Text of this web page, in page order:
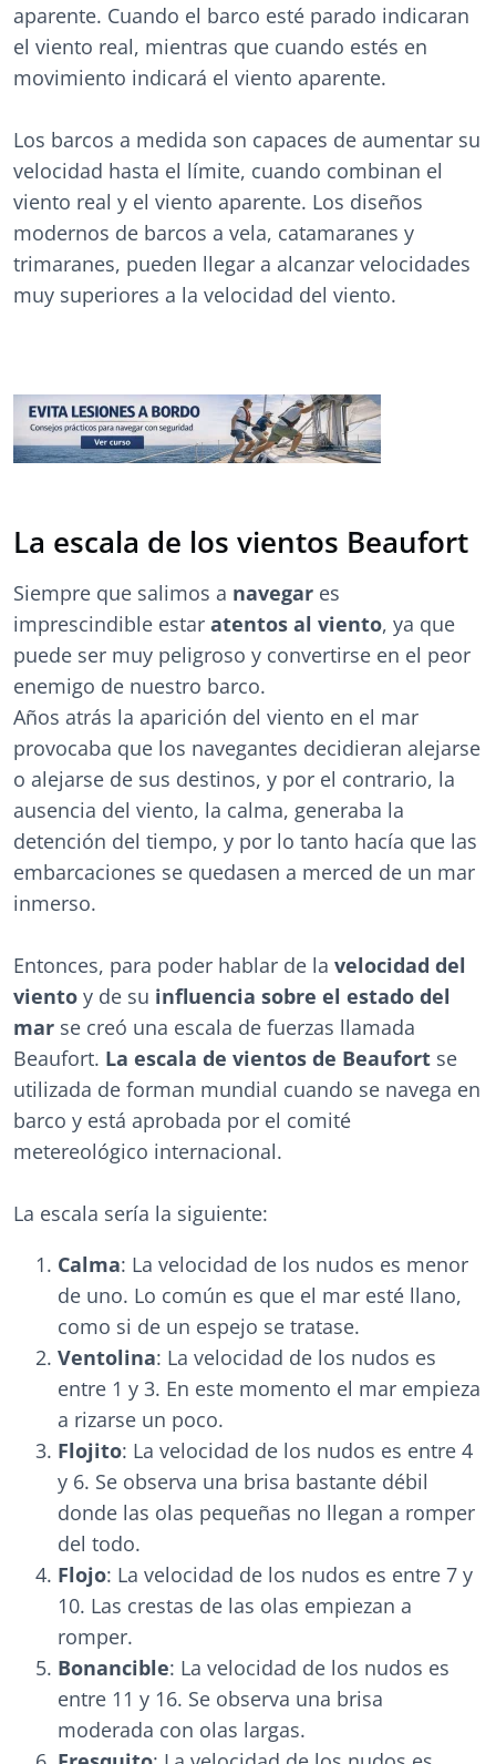
aparente. Cuando el barco esté parado indicaran
el viento real, mientras que cuando estés en
movimiento indicará el viento aparente.
Los barcos a medida son capaces de aumentar su
velocidad hasta el límite, cuando combinan el
viento real y el viento aparente. Los diseños
modernos de barcos a vela, catamaranes y
trimaranes, pueden llegar a alcanzar velocidades
muy superiores a la velocidad del viento.
La escala de los vientos Beaufort
Siempre que salimos a navegar es
imprescindible estar atentos al viento, ya que
puede ser muy peligroso y convertirse en el peor
enemigo de nuestro barco.
Años atrás la aparición del viento en el mar
provocaba que los navegantes decidieran alejarse
o alejarse de sus destinos, y por el contrario, la
ausencia del viento, la calma, generaba la
detención del tiempo, y por lo tanto hacía que las
embarcaciones se quedasen a merced de un mar
inmerso.
Entonces, para poder hablar de la velocidad del
viento y de su influencia sobre el estado del
mar se creó una escala de fuerzas llamada
Beaufort. La escala de vientos de Beaufort se
utilizada de forman mundial cuando se navega en
barco y está aprobada por el comité
metereológico internacional.
La escala sería la siguiente:
Calma: La velocidad de los nudos es menor
de uno. Lo común es que el mar esté llano,
como si de un espejo se tratase.
Ventolina: La velocidad de los nudos es
entre 1 y 3. En este momento el mar empieza
a rizarse un poco.
Flojito: La velocidad de los nudos es entre 4
y 6. Se observa una brisa bastante débil
donde las olas pequeñas no llegan a romper
del todo.
Flojo: La velocidad de los nudos es entre 7 y
10. Las crestas de las olas empiezan a
romper.
Bonancible: La velocidad de los nudos es
entre 11 y 16. Se observa una brisa
moderada con olas largas.